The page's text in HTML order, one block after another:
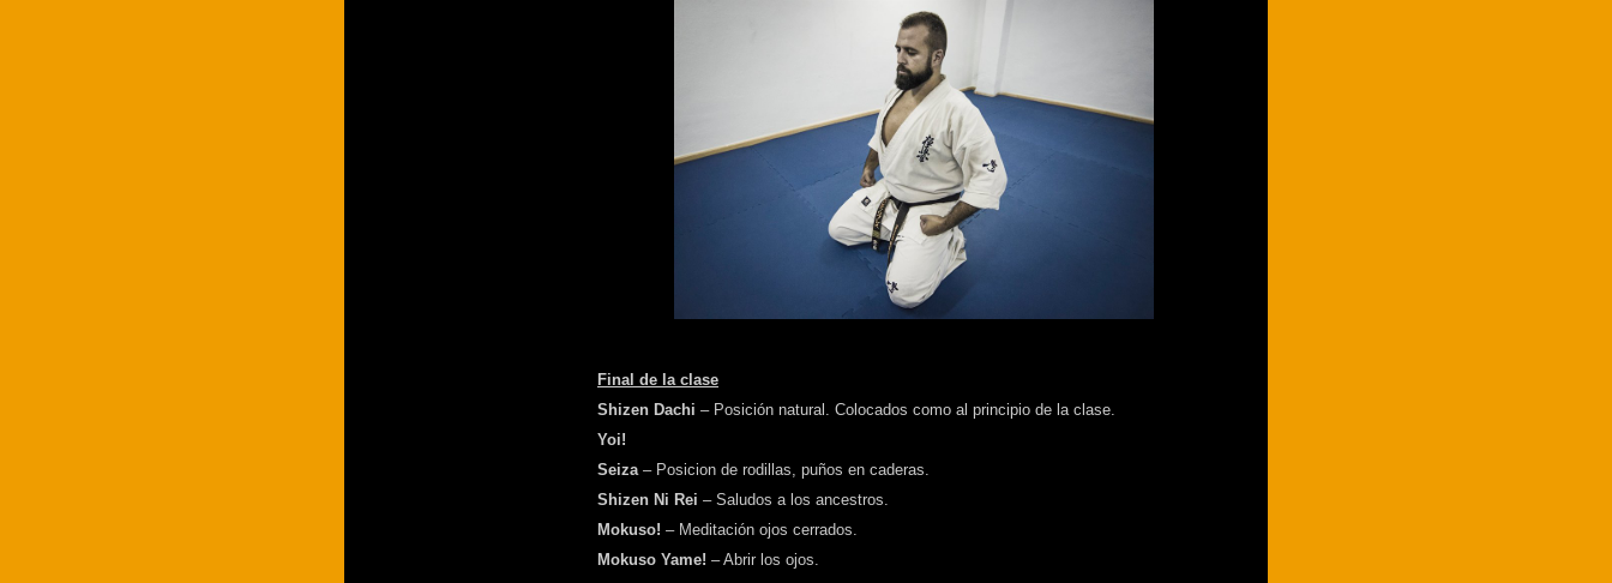
Final de la clase
Shizen Dachi – Posición natural. Colocados como al principio de la clase.
Yoi!
Seiza– Posicion de rodillas, puños en caderas.
Shizen Ni Rei – Saludos a los ancestros.
Mokuso! – Meditación ojos cerrados.
Mokuso Yame! – Abrir los ojos.